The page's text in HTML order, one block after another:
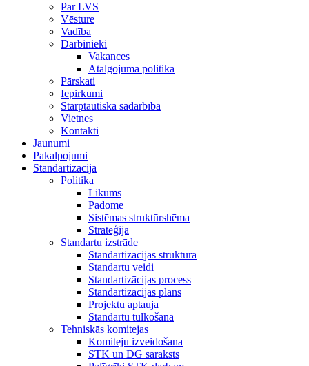
Par LVS
Vēsture
Vadība
Darbinieki
Vakances
Atalgojuma politika
Pārskati
Iepirkumi
Starptautiskā sadarbība
Vietnes
Kontakti
Jaunumi
Pakalpojumi
Standartizācija
Politika
Likums
Padome
Sistēmas struktūrshēma
Stratēģija
Standartu izstrāde
Standartizācijas struktūra
Standartu veidi
Standartizācijas process
Standartizācijas plāns
Projektu aptauja
Standartu tulkošana
Tehniskās komitejas
Komiteju izveidošana
STK un DG saraksts